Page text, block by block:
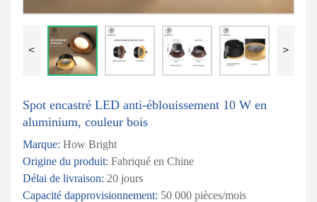
< >
Spot encastré LED anti-éblouissement 10 W en
aluminium, couleur bois
Marque: How Bright
Origine du produit: Fabriqué en Chine
Délai de livraison: 20 jours
Capacité dapprovisionnement: 50 000 pièces/mois